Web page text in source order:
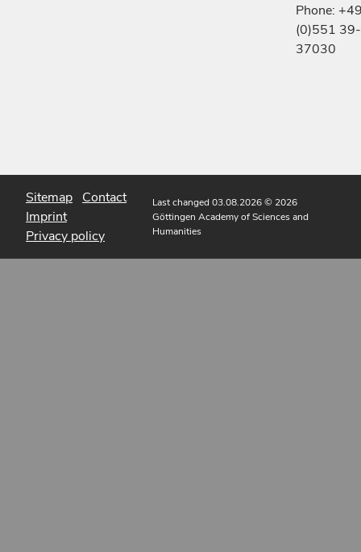
Phone:
(0)551 39-
37030
Sitemap Contact
Imprint
Privacy policy
Last changed 03.08.2026© 2026
Göttingen Academy of Sciences and
Humanities